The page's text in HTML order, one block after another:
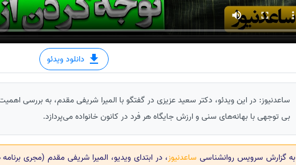
دانلود ویدئو
ساعدنیوز: در این ویدئو، دکتر سعید عزیزی در گفتگو با المیرا شریفی مقدم، به بررسی
بی توجهی با بهانه‌های سنی و ارزش جایگاه هر فرد در کانون خانواده می‌پردازد.
به گزارش سرویس روانشناسی ساعدنیوز، در ابتدای ویدیو، المیرا شریفی مقدم (مجری